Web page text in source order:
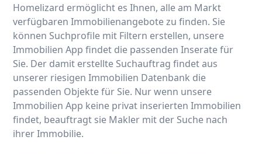
Homelizard ermöglicht es Ihnen, alle am Markt
verfügbaren Immobilienangebote zu finden. Sie
können Suchprofile mit Filtern erstellen, unsere
Immobilien App findet die passenden Inserate für
Sie. Der damit erstellte Suchauftrag findet aus
unserer riesigen Immobilien Datenbank die
passenden Objekte für Sie. Nur wenn unsere
Immobilien App keine privat inserierten Immobilien
findet, beauftragt sie Makler mit der Suche nach
ihrer Immobilie.